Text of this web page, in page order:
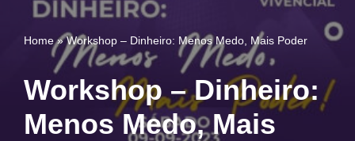
Pular
conteúdo
Home»Workshop – Dinheiro: Menos Medo, Mais Poder
Workshop – Dinheiro:
Menos Medo, Mais